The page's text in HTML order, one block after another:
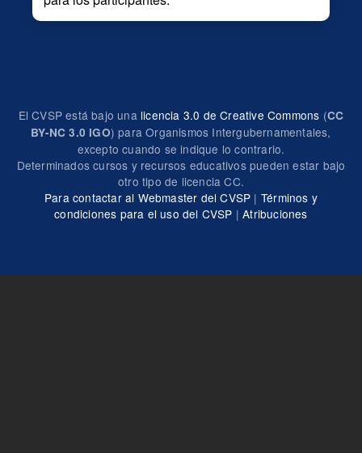
El CVSP está bajo una licencia 3.0 de Creative Commons (CC
BY-NC 3.0 IGO) para Organismos Intergubernamentales,
excepto cuando se indique lo contrario.
Determinados cursos y recursos educativos pueden estar bajo
otro tipo de licencia CC.
Para contactar al Webmaster del CVSP | Términos y
condiciones para el uso del CVSP |Atribuciones